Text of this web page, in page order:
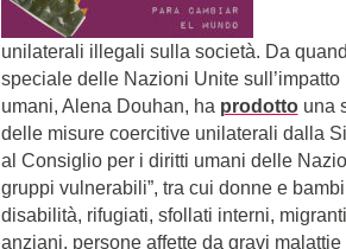
unilaterali illegali sulla società. Da
speciale delle Nazioni Unite
umani, Alena Douhan, ha prodottouna
delle misure coercitive unilaterali dalla
al Consiglio per i diritti umani delle
gruppi vulnerabili”, tra cui donne e
disabilità, rifugiati, sfollati interni,
anziani, persone affette da gravi